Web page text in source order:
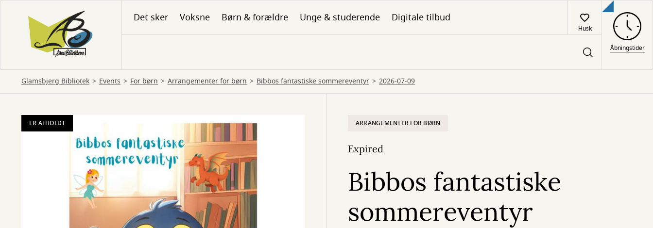
hovedindhold
Det sker Voksne Børn & forældre Unge & studerende Digitale tilbud
Husk
Åbningstider
Glamsbjerg Bibliotek Events For børn Arrangementer for børn Bibbos fantastiske sommereventyr 2026-07-09
ER AFHOLDT ARRANGEMENTER FOR BØRN
Expired
Bibbos fantastiske
sommereventyr